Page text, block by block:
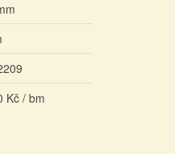
Kč / bm